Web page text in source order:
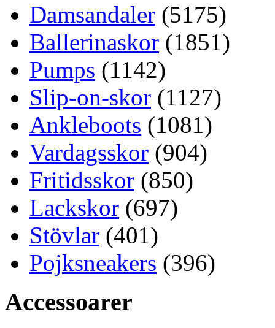
Damsandaler (5175)
Ballerinaskor (1851)
Pumps (1142)
Slip-on-skor (1127)
Ankleboots (1081)
Vardagsskor (904)
Fritidsskor (850)
Lackskor (697)
Stövlar (401)
Pojksneakers (396)
Accessoarer